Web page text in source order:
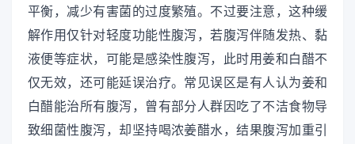
平衡，减少有害菌的过度繁殖。不过要注意，这种缓
解作用仅针对轻度功能性腹泻，若腹泻伴随发热、黏
液便等症状，可能是感染性腹泻，此时用姜和白醋不
仅无效，还可能延误治疗。常见误区是有人认为姜和
白醋能治所有腹泻，曾有部分人群因吃了不洁食物导
致细菌性腹泻，却坚持喝浓姜醋水，结果腹泻加重引